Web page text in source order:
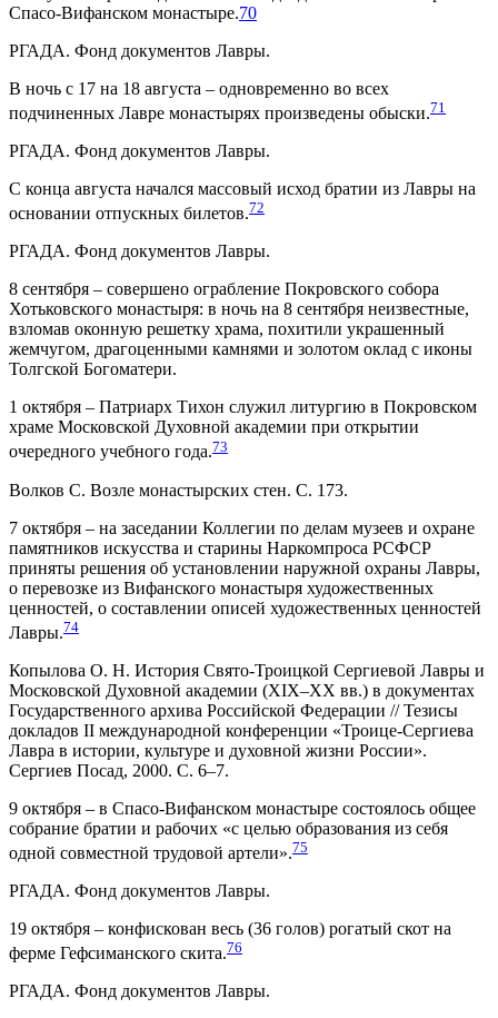
Спасо-Вифанском монастыре.70
РГАДА. Фонд документов Лавры.
В ночь с 17 на 18 августа – одновременно во всех
подчиненных Лавре монастырях произведены обыски.71
РГАДА. Фонд документов Лавры.
С конца августа начался массовый исход братии из Лавры на
основании отпускных билетов.72
РГАДА. Фонд документов Лавры.
8 сентября – совершено ограбление Покровского собора
Хотьковского монастыря: в ночь на 8 сентября неизвестные,
взломав оконную решетку храма, похитили украшенный
жемчугом, драгоценными камнями и золотом оклад с иконы
Толгской Богоматери.
1 октября – Патриарх Тихон служил литургию в Покровском
храме Московской Духовной академии при открытии
очередного учебного года.73
Волков С. Возле монастырских стен. С. 173.
7 октября – на заседании Коллегии по делам музеев и охране
памятников искусства и старины Наркомпроса РСФСР
приняты решения об установлении наружной охраны Лавры,
о перевозке из Вифанского монастыря художественных
ценностей, о составлении описей художественных ценностей
Лавры.74
Копылова О. Н. История Свято-Троицкой Сергиевой Лавры и
Московской Духовной академии (XIX–XX вв.) в документах
Государственного архива Российской Федерации // Тезисы
докладов II международной конференции «Троице-Сергиева
Лавра в истории, культуре и духовной жизни России».
Сергиев Посад, 2000. С. 6–7.
9 октября – в Спасо-Вифанском монастыре состоялось общее
собрание братии и рабочих «с целью образования из себя
одной совместной трудовой артели».75
РГАДА. Фонд документов Лавры.
19 октября – конфискован весь (36 голов) рогатый скот на
ферме Гефсиманского скита.76
РГАДА. Фонд документов Лавры.